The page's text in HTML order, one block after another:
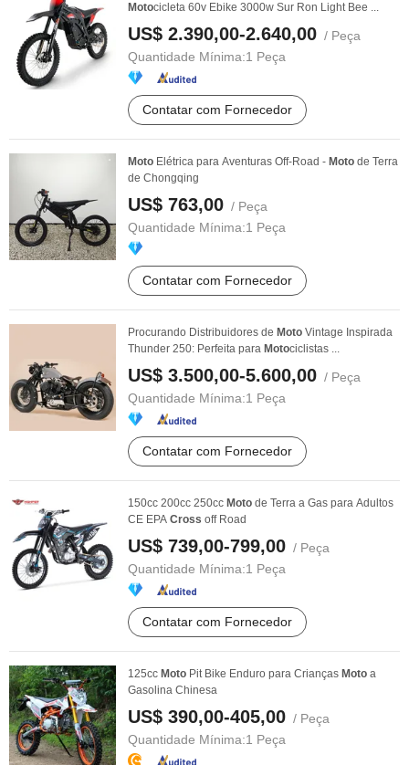
Motocicleta 60v Ebike 3000w Sur Ron Light Bee ...
US$ 2.390,00-2.640,00 / Peça
Quantidade Mínima:1 Peça
Contatar com Fornecedor
Moto Elétrica para Aventuras Off-Road - Moto de Terra
de Chongqing
US$ 763,00 / Peça
Quantidade Mínima:1 Peça
Contatar com Fornecedor
Procurando Distribuidores de Moto Vintage Inspirada
Thunder 250: Perfeita para Motociclistas ...
US$ 3.500,00-5.600,00 / Peça
Quantidade Mínima:1 Peça
Contatar com Fornecedor
150cc 200cc 250cc Moto de Terra a Gas para Adultos
CE EPA Cross off Road
US$ 739,00-799,00 / Peça
Quantidade Mínima:1 Peça
Contatar com Fornecedor
125cc Moto Pit Bike Enduro para Crianças Moto a
Gasolina Chinesa
US$ 390,00-405,00 / Peça
Quantidade Mínima:1 Peça